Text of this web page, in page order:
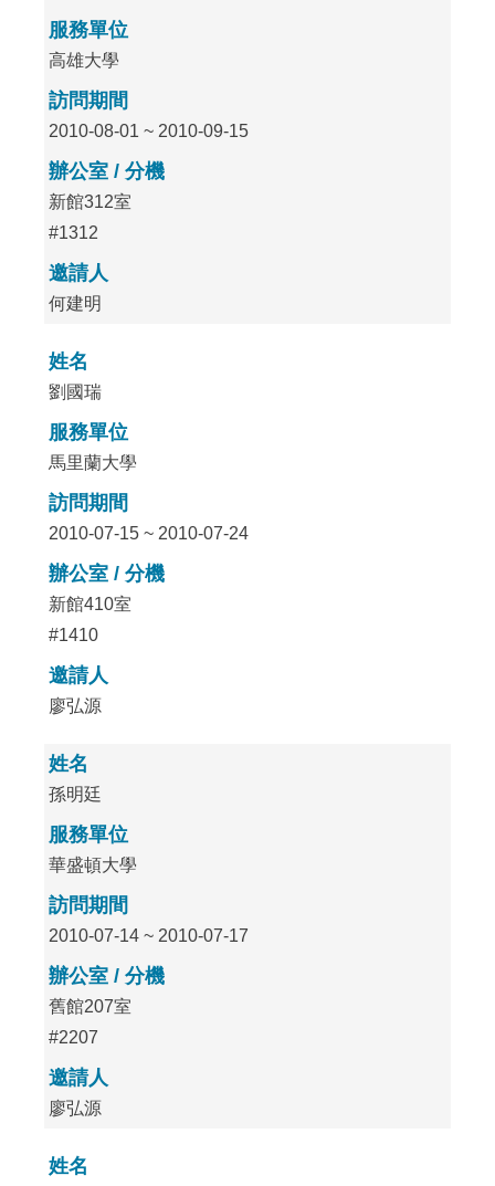
服務單位
高雄大學
訪問期間
2010-08-01 ~ 2010-09-15
辦公室 / 分機
新館312室
#1312
邀請人
何建明
姓名
劉國瑞
服務單位
馬里蘭大學
訪問期間
2010-07-15 ~ 2010-07-24
辦公室 / 分機
新館410室
#1410
邀請人
廖弘源
姓名
孫明廷
服務單位
華盛頓大學
訪問期間
2010-07-14 ~ 2010-07-17
辦公室 / 分機
舊館207室
#2207
邀請人
廖弘源
姓名